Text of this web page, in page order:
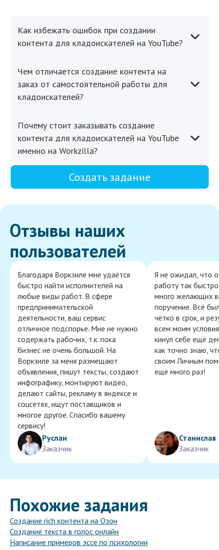
Как избежать ошибок при создании
контента для кладоискателей на YouTube?
Чем отличается создание контента на
заказ от самостоятельной работы для
кладоискателей?
Почему стоит заказывать создание
контента для кладоискателей на YouTube
именно на Workzilla?
Создать задание
Отзывы наших
пользователей
Благодаря Воркзиле мне удаётся
быстро найти исполнителей на
любые виды работ. В сфере
предпринимательской
деятельности, ваш сервис
отличное подспорье. Мне не нужно
содержать рабочих, т.к. пока
бизнес не очень большой. На
Воркзиле за меня размещают
объявления, пишут тексты, создают
инфографику, монтируют видео,
делают сайты, рекламу в яндексе и
соцсетях, ищут поставщиков и
многое другое. Спасибо вашему
сервису!
Руслан
Заказчик
Я не ожидал, что
работу так
много желающих
поручение. Всё
чётко в срок, и
всем моим
кинул себе ещё
как точно знаю,
своим Личным
ещё много раз!
Станислав
Заказчик
Похожие задания
Создание rich контента на Озон
Создание текста в голос онлайн
Написание примеров эссе по психологии